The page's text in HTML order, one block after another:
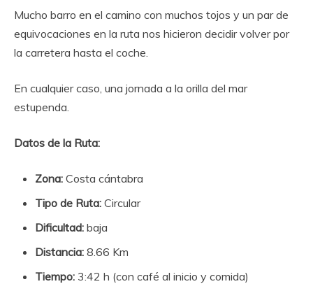
Mucho barro en el camino con muchos tojos y un par de
equivocaciones en la ruta nos hicieron decidir volver por
la carretera hasta el coche.
En cualquier caso, una jornada a la orilla del mar
estupenda.
Datos de la Ruta:
Zona: Costa cántabra
Tipo de Ruta: Circular
Dificultad: baja
Distancia: 8.66 Km
Tiempo: 3:42 h (con café al inicio y comida)